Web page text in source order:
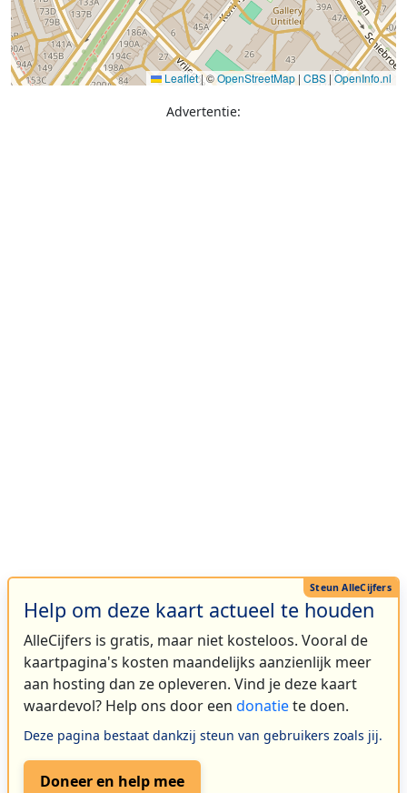
Leaflet|©OpenStreetMap | CBS | OpenInfo.nl
Advertentie:
Help om deze kaart actueel te houden
AlleCijfers is gratis, maar niet kosteloos. Vooral de
kaartpagina's kosten maandelijks aanzienlijk meer
aan hosting dan ze opleveren. Vind je deze kaart
waardevol? Help ons door een donatiete doen.
Deze pagina bestaat dankzij steun van gebruikers zoals jij.
Doneer en help mee